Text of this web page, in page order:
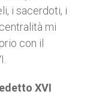
i sacerdoti, i
mi
con il
XVI